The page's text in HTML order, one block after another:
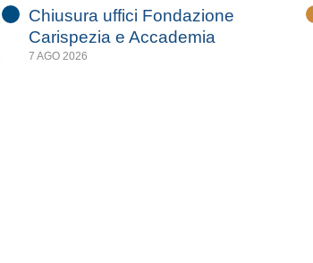
Chiusura uffici Fondazione
Carispezia e Accademia
7 AGO 2026